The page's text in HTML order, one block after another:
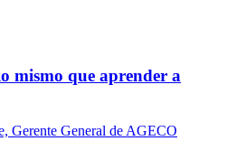
mismo que aprender a
Gerente General de AGECO